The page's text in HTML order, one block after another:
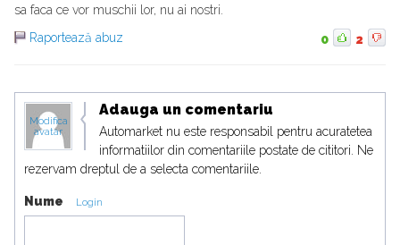
sa faca ce vor muschii lor, nu ai nostri.
Raportează abuz
0 2
Modifica
avatar
Adauga un comentariu
Automarket nu este responsabil pentru acuratetea
informatiilor din comentariile postate de cititori. Ne
rezervam dreptul de a selecta comentariile.
Nume Login